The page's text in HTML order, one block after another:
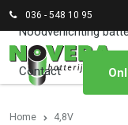
036 - 548 10 95
Noodverlichting
Contact
Home 4,8V